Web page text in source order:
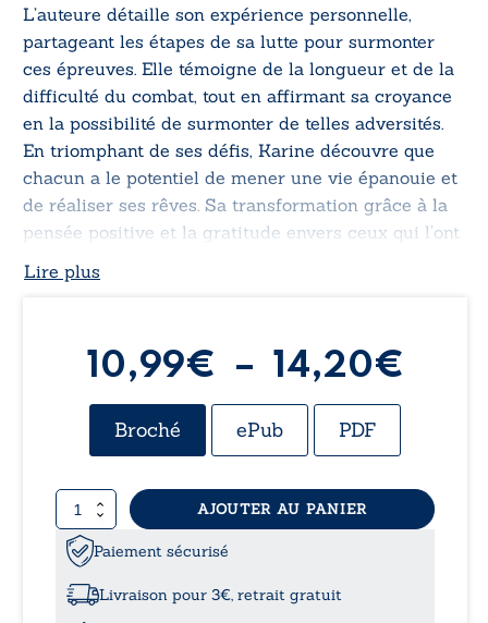
L’auteure détaille son expérience personnelle,
partageant les étapes de sa lutte pour surmonter
ces épreuves. Elle témoigne de la longueur et de la
difficulté du combat, tout en affirmant sa croyance
en la possibilité de surmonter de telles adversités.
En triomphant de ses défis, Karine découvre que
chacun a le potentiel de mener une vie épanouie et
de réaliser ses rêves. Sa transformation grâce à la
pensée positive et la gratitude envers ceux qui l’ont
soutenue dessinent un parcours inspirant de
résilience et de confiance retrouvée.
Lire plus
10,99€ – 14,20€
Broché ePub PDF
quantité
de
Le
positif
au
AJOUTER AU PANIER
Paiement sécurisé
Livraison pour 3€, retrait gratuit